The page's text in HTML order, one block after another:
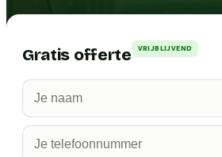
Gratis offerte VRIJBLIJVEND